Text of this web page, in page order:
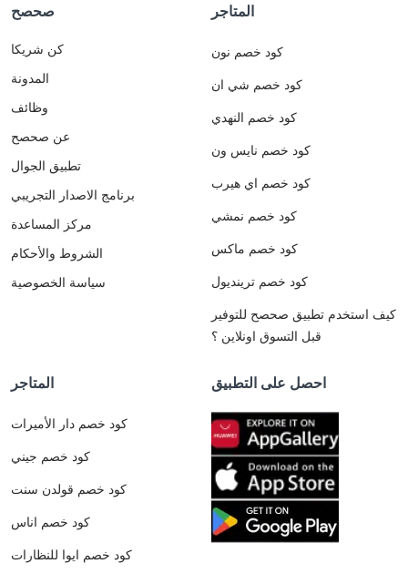
صحصح
كن شريكا
المدونة
وظائف
عن صحصح
تطبيق الجوال
برنامج الاصدار التجريبي
مركز المساعدة
الشروط والأحكام
سياسة الخصوصية
المتاجر
كود خصم نون
كود خصم شي ان
كود خصم النهدي
كود خصم نايس ون
كود خصم اي هيرب
كود خصم نمشي
كود خصم ماكس
كود خصم ترينديول
كيف استخدم تطبيق صحصح للتوفير
قبل التسوق اونلاين ؟
المتاجر
كود خصم دار الأميرات
كود خصم جيني
كود خصم قولدن سنت
كود خصم اناس
كود خصم ايوا للنظارات
احصل على التطبيق